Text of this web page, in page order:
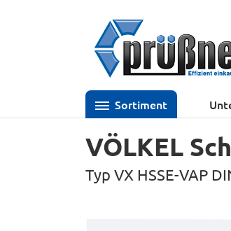
Sortiment
VÖLKEL
Typ VX HSSE-VAP